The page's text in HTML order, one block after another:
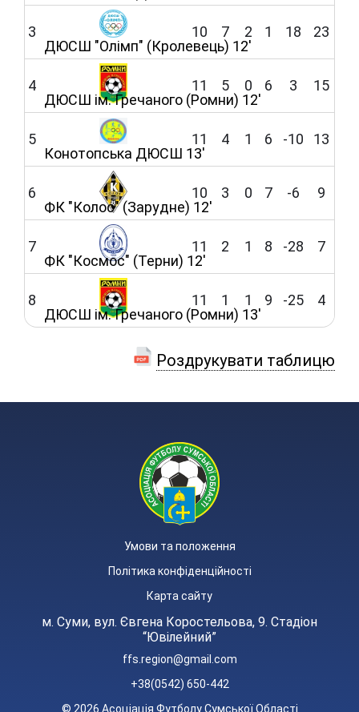
3
ДЮСШ "Олімп" (Кролевець) 12'
10 7 2 1 18 23
4
ДЮСШ ім. Гречаного (Ромни) 12'
11 5 0 6 3 15
5
Конотопська ДЮСШ 13'
11 4 1 6 -10 13
6
ФК "Колос" (Зарудне) 12'
10 3 0 7 -6 9
7
ФК "Космос" (Терни) 12'
11 2 1 8 -28 7
8
ДЮСШ ім. Гречаного (Ромни) 13'
11 1 1 9 -25 4
Роздрукувати таблицю
Умови та положення
Політика конфіденційності
Карта сайту
м. Суми, вул. Євгена Коростельова, 9. Стадіон
“Ювілейний”
ffs.region@gmail.com
+38(0542) 650-442
© 2026 Асоціація Футболу Сумської Області